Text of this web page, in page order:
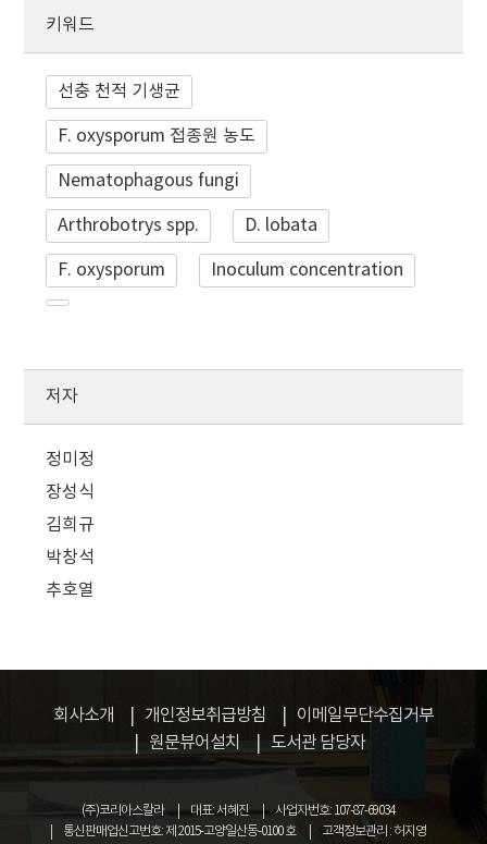
키워드
선충 천적 기생균
F. oxysporum 접종원 농도
Nematophagous fungi
Arthrobotrys spp. D. lobata
F. oxysporum Inoculum concentration
저자
정미정
장성식
김희규
박창석
추호열
회사소개 개인정보취급방침
이메일무단수집거부
원문뷰어설치
도서관 담당자
(주)코리아스칼라 대표: 서혜진
사업자번호: 107-87-69034
통신판매업신고번호: 제 2015-고양일산동-0100 호
고객정보관리 : 허지영